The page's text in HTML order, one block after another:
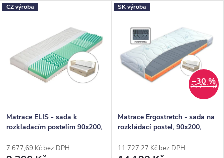
CZ výroba
Matrace ELIS - sada k
rozkladacím postelím 90x200,
7 677,69 Kč bez DPH
SK výroba
20 271 Kč
–30 %
Matrace Ergostretch - sada na
rozkládací postel, 90x200,
11 727,27 Kč bez DPH